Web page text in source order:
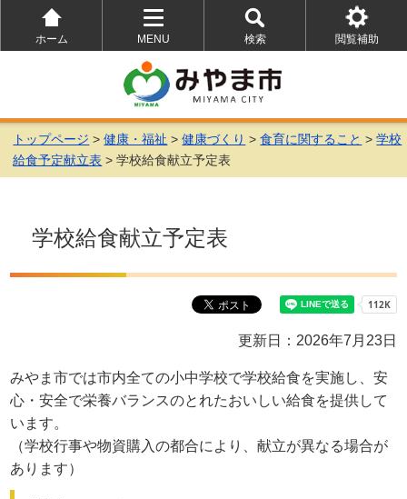
ホーム
MENU
を
開
く
検索
を
開
く
閲覧補助
を
トップページ >健康・福祉 >健康づくり >食育に関すること >学校
給食予定献立表 > 学校給食献立予定表
学校給食献立予定表
更新日：2026年7月23日
みやま市では市内全ての小中学校で学校給食を実施し、安
心・安全で栄養バランスのとれたおいしい給食を提供して
います。
（学校行事や物資購入の都合により、献立が異なる場合が
あります）